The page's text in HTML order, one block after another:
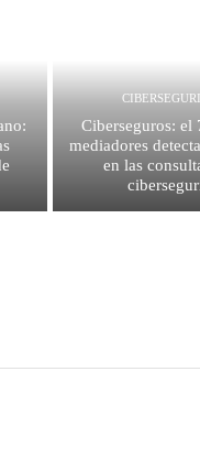
Ciberseguros: el
mediadores
en las